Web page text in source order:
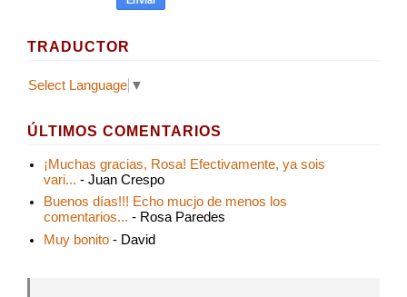
TRADUCTOR
Select Language ▼
ÚLTIMOS COMENTARIOS
¡Muchas gracias, Rosa! Efectivamente, ya sois
vari... - Juan Crespo
Buenos días!!! Echo mucjo de menos los
comentarios... - Rosa Paredes
Muy bonito - David